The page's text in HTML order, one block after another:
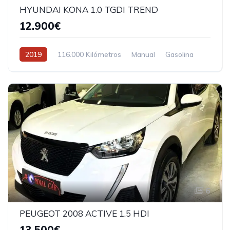
HYUNDAI KONA 1.0 TGDI TREND
12.900€
2019 116.000 Kilómetros Manual Gasolina
6
PEUGEOT 2008 ACTIVE 1.5 HDI